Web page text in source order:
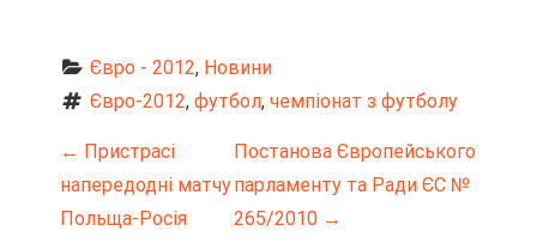
Євро - 2012, Новини
Євро-2012, футбол, чемпіонат з футболу
Н
а
← Пристрасі
напередодні матчу
Польща-Росія
Постанова Європейського
парламенту та Ради ЄС №
265/2010 →